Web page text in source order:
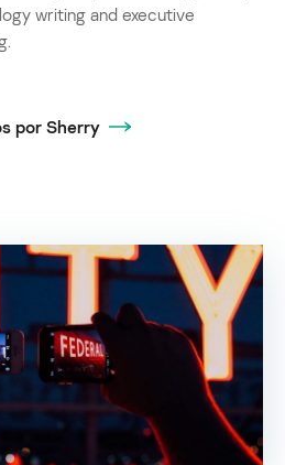
writing and executive
por Sherry